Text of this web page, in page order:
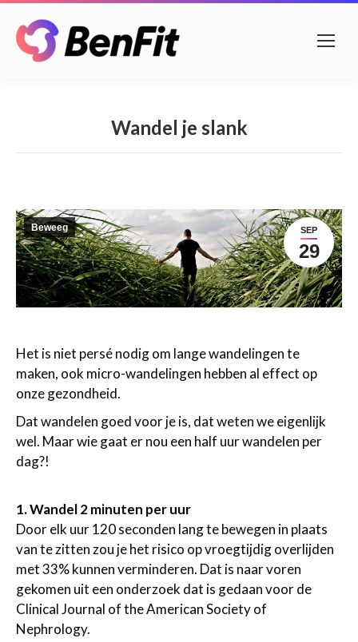
Wandel je slank
SEP
29
Beweeg
Het is niet persé nodig om lange wandelingen te
maken, ook micro-wandelingen hebben al effect op
onze gezondheid.
Dat wandelen goed voor je is, dat weten we eigenlijk
wel. Maar wie gaat er nou een half uur wandelen per
dag?!
1. Wandel 2 minuten per uur
Door elk uur 120 seconden lang te bewegen in plaats
van te zitten zou je het risico op vroegtijdig overlijden
met 33% kunnen verminderen. Dat is naar voren
gekomen uit een onderzoek dat is gedaan voor de
Clinical Journal of the American Society of
Nephrology.